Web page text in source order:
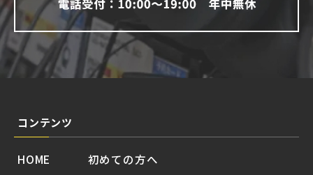
コンテンツ
HOME
初めての方へ